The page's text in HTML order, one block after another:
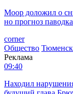
Моор доложил о
но прогноз
corner
Общество
Реклама
09:40
Находил